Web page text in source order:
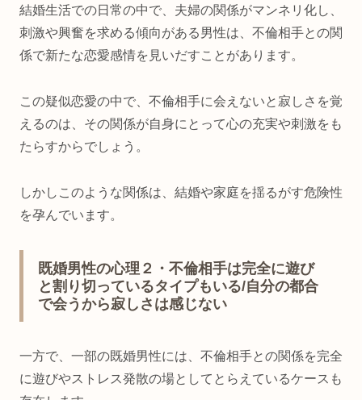
結婚生活での日常の中で、夫婦の関係がマンネリ化し、
刺激や興奮を求める傾向がある男性は、不倫相手との関
係で新たな恋愛感情を見いだすことがあります。
この疑似恋愛の中で、不倫相手に会えないと寂しさを覚
えるのは、その関係が自身にとって心の充実や刺激をも
たらすからでしょう。
しかしこのような関係は、結婚や家庭を揺るがす危険性
を孕んでいます。
既婚男性の心理２・不倫相手は完全に遊び
と割り切っているタイプもいる/自分の都合
で会うから寂しさは感じない
一方で、一部の既婚男性には、不倫相手との関係を完全
に遊びやストレス発散の場としてとらえているケースも